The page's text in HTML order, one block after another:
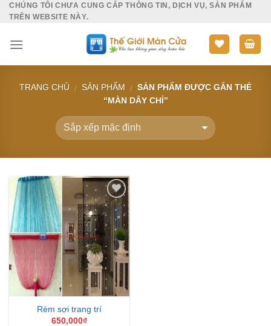
SkipCHÚNG TÔI CHƯA CUNG CẤP THÔNG TIN, DỊCH VỤ, SẢN PHẨM
TRÊN WEBSITE NÀY.
TRANG CHỦ / SẢN PHẨM / SẢN PHẨM ĐƯỢC GẮN THẺ
“MÀN DÂY CHỈ”
Add to
Wishlist
Rèm sợi trang trí
650,000₫